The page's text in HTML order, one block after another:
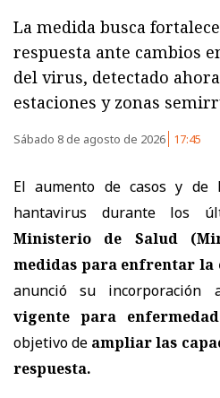
La medida busca
respuesta ante cambios
del virus, detectado
estaciones y zonas
Sábado 8 de agosto de 2026 17:45
El aumento de casos y de
hantavirus durante los
Ministerio de Salud
medidas para enfrentar la
anunció su incorporación
vigente para
objetivo de ampliar las
respuesta.